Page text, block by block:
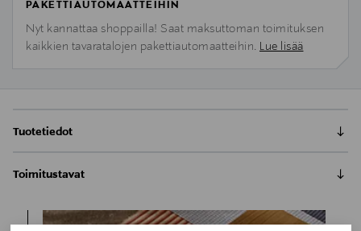
PAKETTIAUTOMAATTEIHIN
Nyt kannattaa shoppailla! Saat maksuttoman toimituksen
kaikkien tavaratalojen pakettiautomaatteihin. Lue lisää
Tuotetiedot
eleganttia tyylikkyyttä ruokailutilaan.Gubi 2.0:n
huonekalun. Pyöreän muotonsa ansiosta pöytä sopii
Toimitustavat
Toimitusaika 4-6 viikkoa